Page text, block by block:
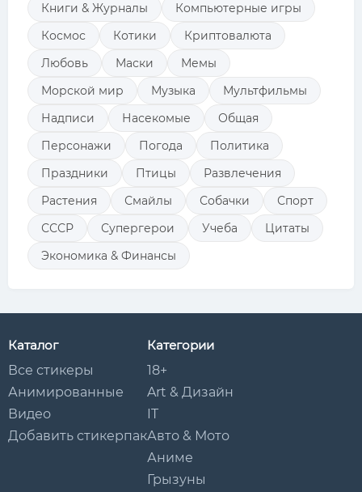
Книги & Журналы
Компьютерные игры
Космос
Котики
Криптовалюта
Любовь
Маски
Мемы
Морской мир
Музыка
Мультфильмы
Надписи
Насекомые
Общая
Персонажи
Погода
Политика
Праздники
Птицы
Развлечения
Растения
Смайлы Собачки
Спорт
СССР
Супергерои Учеба
Цитаты
Экономика & Финансы
Каталог
Все стикеры
Анимированные
Видео
Добавить стикерпак
Категории
18+
Art & Дизайн
IT
Авто & Мото
Аниме
Грызуны